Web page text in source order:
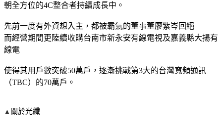
朝全方位的4C整合者持續成長中。
先前一度有外資想入主，都被霸氣的董事董廖紫岑回絕
而經營期間更陸續收購台南市新永安有線電視及嘉義縣大揚有
線電
使得其用戶數突破50萬戶，逐漸挑戰第3大的台灣寬頻通訊
（TBC）的70萬戶。
▲ 關於光纖